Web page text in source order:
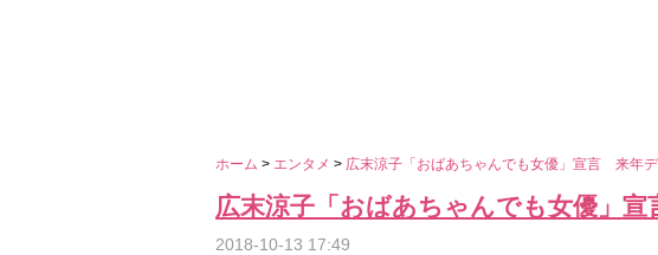
ホーム > エンタメ > 広末涼子「おばあちゃんでも女優」宣言 来年
広末涼子「おばあちゃんでも女優」
2018-10-13 17:49